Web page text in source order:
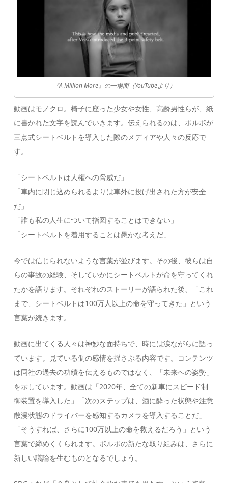
『A Million More』の一場面（YouTubeより）
動画はモノクロ。椅子に座った少女や女性、高齢男性らが、紙
に書かれた文字を読んでいきます。伝えられるのは、ボルボが
三点式シートベルトを導入した際のメディアや人々の反応で
す。
「シートベルトは人権への脅威だ」
「車内に閉じ込められるよりは車外に投げ出された方が安全
だ」
「誰も私の人生について指図することはできない」
「シートベルトを着用することは愚かな考えだ」
今では信じられないような言葉が並びます。その後、彼らは自
らの事故の経験、そしていかにシートベルトが命を守ってくれ
たかを語ります。それぞれのストーリーが語られた後、「これ
まで、シートベルトは100万人以上の命を守ってきた」という
言葉が続きます。
動画に出てくる人々は神妙な面持ちで、時には涙ながらに語っ
ています。見ている側の感情を揺さぶる内容です。コンテンツ
は同社の過去の功績を伝えるものではなく、「未来への姿勢」
を示しています。動画は「2020年、全ての新車にスピード制
御装置を導入した」「次のステップは、酒に酔った状態や注意
散漫状態のドライバーを感知するカメラを導入することだ」
「そうすれば、さらに100万以上の命を救えるだろう」という
言葉で締めくくられます。ボルボの新たな取り組みは、さらに
新しい議論を生むものとなるでしょう。